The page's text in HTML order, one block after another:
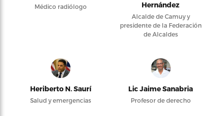
Médico radiólogo
Hernández
Alcalde de Camuy y
presidente de la Federación
de Alcaldes
Heriberto N. Saurí
Salud y emergencias
Lic Jaime Sanabria
Profesor de derecho